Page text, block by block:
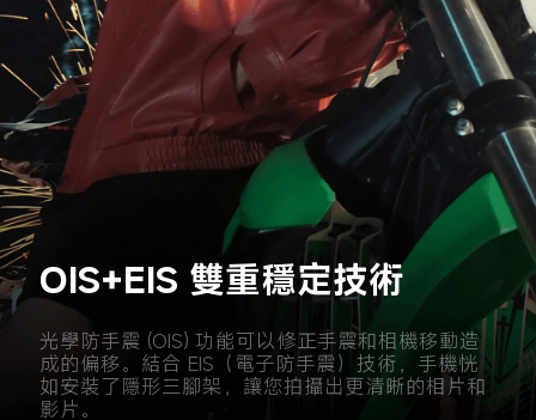
OIS+EIS 雙重穩定技術
光學防手震 (OIS) 功能可以修正手震和相機移動造
成的偏移。結合 EIS（電子防手震）技術，手機恍
如安裝了隱形三腳架，讓您拍攝出更清晰的相片和
影片。